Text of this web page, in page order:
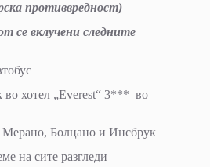
противвредност)
се вклучени следните
во хотел „Everest“ 3*** во
Мерано, Болцано и Инсбрук
на сите разгледи